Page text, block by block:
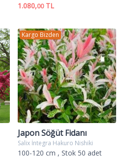
1.080,00TL
Kargo Bizden
Japon Söğüt Fidanı
Salix İntegra Hakuro Nishiki
100-120 cm , Stok 50 adet